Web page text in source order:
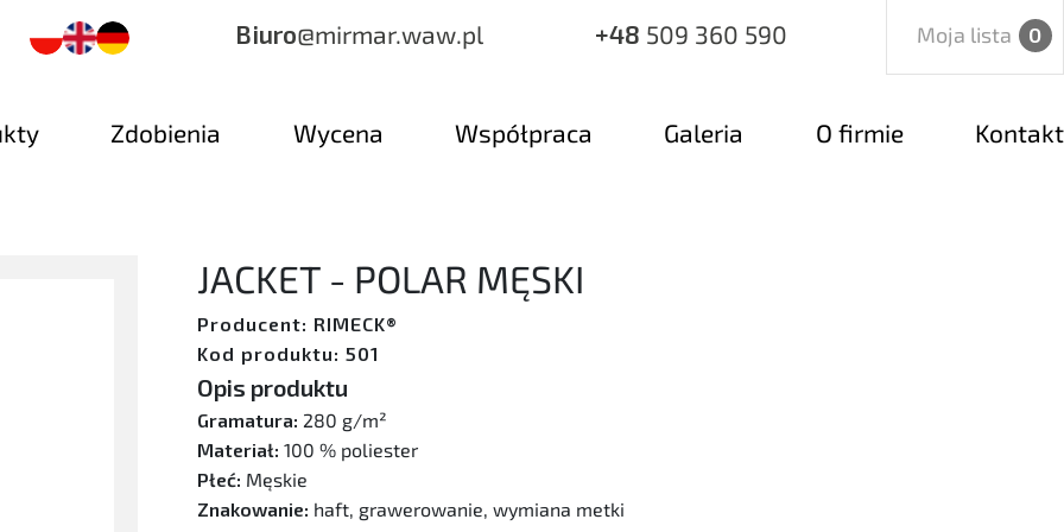
Biuro@mirmar.waw.pl +48 509 360 590 Moja lista 0
Zdobienia Wycena Współpraca Galeria O firmie Kontakt
JACKET - POLAR MĘSKI
Producent: RIMECK®
Kod produktu: 501
Opis produktu
Gramatura: 280 g/m²
Materiał:100 % poliester
Płeć: Męskie
Znakowanie: haft, grawerowanie, wymiana metki